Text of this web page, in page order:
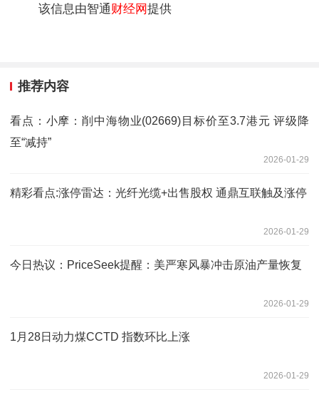
该信息由智通财经网提供
推荐内容
看点：小摩：削中海物业(02669)目标价至3.7港元 评级降
至“减持”
2026-01-29
精彩看点:涨停雷达：光纤光缆+出售股权 通鼎互联触及涨停
2026-01-29
今日热议：PriceSeek提醒：美严寒风暴冲击原油产量恢复
2026-01-29
1月28日动力煤CCTD 指数环比上涨
2026-01-29